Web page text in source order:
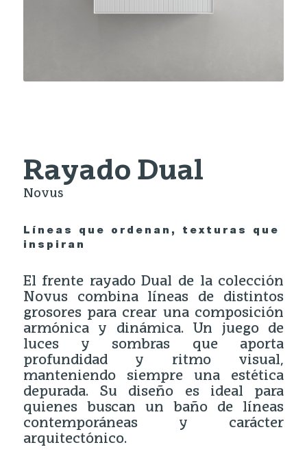
Rayado Dual
Novus
Líneas que ordenan, texturas que
inspiran
El frente rayado Dual de la colección
Novus combina líneas de distintos
grosores para crear una composición
armónica y dinámica. Un juego de
luces y sombras que aporta
profundidad y ritmo visual,
manteniendo siempre una estética
depurada. Su diseño es ideal para
quienes buscan un baño de líneas
contemporáneas y carácter
arquitectónico.